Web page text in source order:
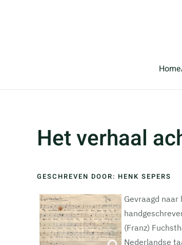
Home
Het verhaal
GESCHREVEN DOOR: HENK SEPERS
Gevraagd
(Franz)
Nederlandse